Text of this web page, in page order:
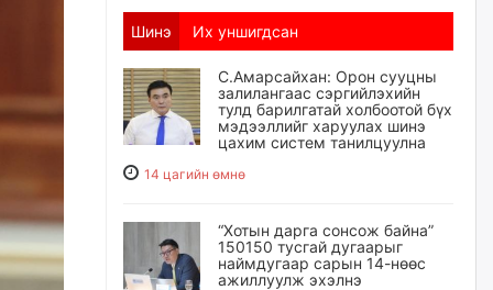
Шинэ Их уншигдсан
С.Амарсайхан: Орон сууцны
залилангаас сэргийлэхийн
тулд барилгатай холбоотой бүх
мэдээллийг харуулах шинэ
цахим систем танилцуулна
14 цагийн өмнө
“Хотын дарга сонсож байна”
150150 тусгай дугаарыг
наймдугаар сарын 14-нөөс
ажиллуулж эхэлнэ